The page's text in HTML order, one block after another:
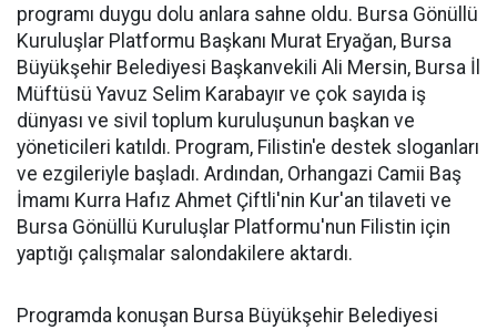
programı duygu dolu anlara sahne oldu. Bursa Gönüllü
Kuruluşlar Platformu Başkanı Murat Eryağan, Bursa
Büyükşehir Belediyesi Başkanvekili Ali Mersin, Bursa İl
Müftüsü Yavuz Selim Karabayır ve çok sayıda iş
dünyası ve sivil toplum kuruluşunun başkan ve
yöneticileri katıldı. Program, Filistin'e destek sloganları
ve ezgileriyle başladı. Ardından, Orhangazi Camii Baş
İmamı Kurra Hafız Ahmet Çiftli'nin Kur'an tilaveti ve
Bursa Gönüllü Kuruluşlar Platformu'nun Filistin için
yaptığı çalışmalar salondakilere aktardı.
Programda konuşan Bursa Büyükşehir Belediyesi